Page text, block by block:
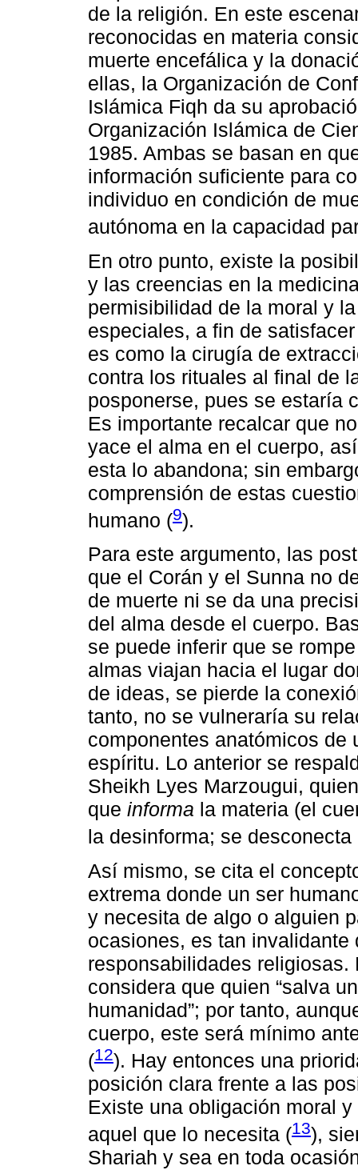
de la religión. En este
reconocidas en materia
muerte encefálica y la
ellas, la Organización de
Islámica Fiqh da su
Organización Islámica de
1985. Ambas se basan en
información suficiente para
individuo en condición de
autónoma en la capacidad
En otro punto, existe la
y las creencias en la
permisibilidad de la moral y
especiales, a fin de
es como la cirugía de
contra los rituales al final de
posponerse, pues se estaría
Es importante recalcar que
yace el alma en el cuerpo,
esta lo abandona; sin
comprensión de estas
humano (9).
Para este argumento, las
que el Corán y el Sunna no
de muerte ni se da una
del alma desde el cuerpo.
se puede inferir que se
almas viajan hacia el lugar
de ideas, se pierde la
tanto, no se vulneraría su
componentes anatómicos de
espíritu. Lo anterior se
Sheikh Lyes Marzougui,
que informa la materia (el
la desinforma; se desconecta
Así mismo, se cita el
extrema donde un ser
y necesita de algo o alguien
ocasiones, es tan invalidante
responsabilidades
considera que quien “salva
humanidad”; por tanto,
cuerpo, este será mínimo
(12). Hay entonces una
posición clara frente a las
Existe una obligación moral
aquel que lo necesita (13),
Shariah y sea en toda